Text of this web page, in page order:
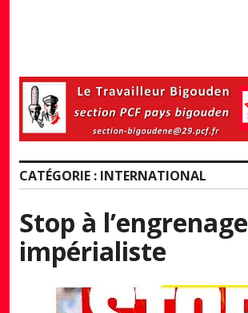
CATÉGORIE : INTERNATIONAL
Stop à l’engrenage
impérialiste